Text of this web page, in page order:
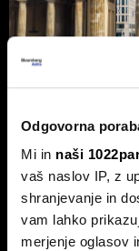
Odgovorna
Mi in naši
vaš naslov IP, z
shranjevanje in
vam lahko
merjenje oglasov
Nemčija
AfD in
'slovenski
Septembra v
Predpomorjanski
Merzeve vlade.